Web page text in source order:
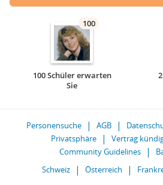
100
100 Schüler erwarten
Sie
Personensuche AGB
Privatsphäre
Vertrag
Community Guidelines
Schweiz
Österreich